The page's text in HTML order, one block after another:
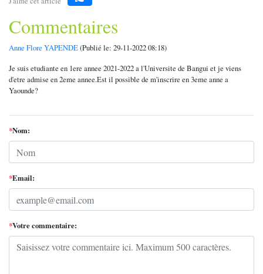
Like
Commentaires
Anne Flore YAPENDE(Publié le: 29-11-2022 08:18)
Je suis etudiante en 1ere annee 2021-2022 a l'Universite de Bangui et je viens
d'etre admise en 2eme annee.Est il possible de m'inscrire en 3eme anne a
Yaounde?
*Nom:
*Email:
*Votre commentaire: